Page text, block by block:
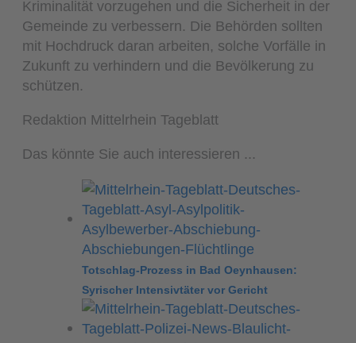
Kriminalität vorzugehen und die Sicherheit in der
Gemeinde zu verbessern. Die Behörden sollten
mit Hochdruck daran arbeiten, solche Vorfälle in
Zukunft zu verhindern und die Bevölkerung zu
schützen.
Redaktion Mittelrhein Tageblatt
Das könnte Sie auch interessieren ...
Totschlag-Prozess in Bad Oeynhausen:
Syrischer Intensivtäter vor Gericht